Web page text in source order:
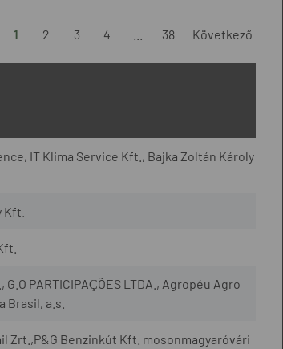
1 2 3 4 38 Következő
IT Klima Service Kft., Bajka Zoltán Károly
PARTICIPAÇÕES LTDA., Agropéu Agro
Brasil, a.s.
Zrt.,P&G Benzinkút Kft. mosonmagyaróvári